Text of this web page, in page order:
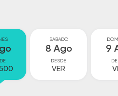
SABADO
8 Ago
DESDE
VER
9